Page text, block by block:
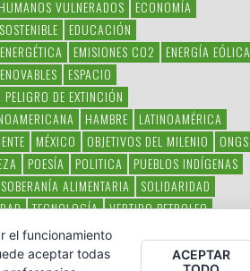
VULNERADOS
ECONOMÍA
EDUCACIÓN
EMISIONES CO2
ENERGÍA EÓLICA
ESPACIO
PELIGRO DE EXTINCIÓN
HAMBRE
LATINOAMÉRICA
MÉXICO OBJETIVOS DEL MILENIO
ONGS
POESÍA POLITICA
PUEBLOS INDÍGENAS
SOBERANÍA ALIMENTARIA
SOLIDARIDAD
TECNOLOGÍA VERTIDO PETROLEO
GÉNERO.
el funcionamiento
aceptar todas
ACEPTAR